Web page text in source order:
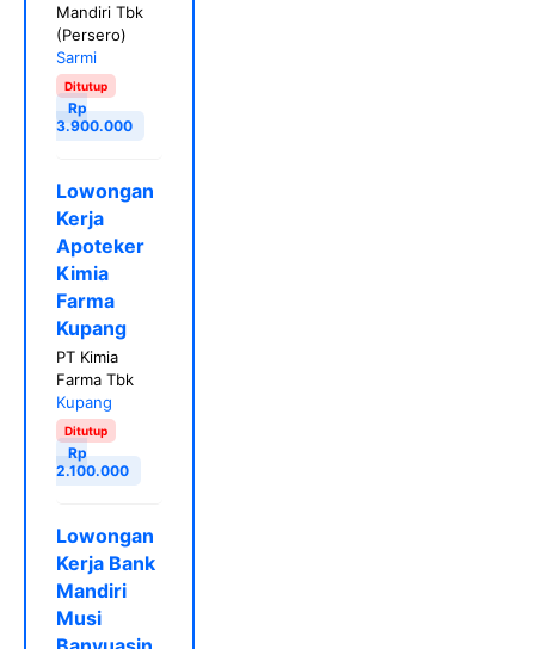
Mandiri Tbk
(Persero)
Sarmi
Ditutup
Rp
3.900.000
Lowongan
Kerja
Apoteker
Kimia
Farma
Kupang
PT Kimia
Farma Tbk
Kupang
Ditutup
Rp
2.100.000
Lowongan
Kerja Bank
Mandiri
Musi